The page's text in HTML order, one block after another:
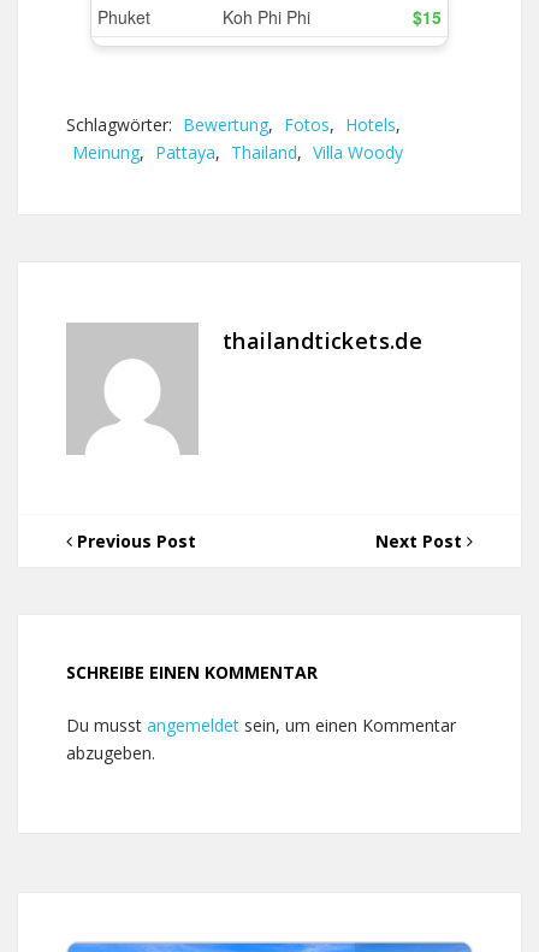
Schlagwörter: Bewertung, Fotos, Hotels,
Meinung, Pattaya, Thailand, Villa Woody
thailandtickets.de
Previous Post Next Post
SCHREIBE EINEN KOMMENTAR
Du musst angemeldet sein, um einen Kommentar
abzugeben.